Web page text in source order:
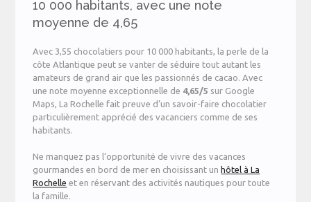
10 000 habitants, avec une note
moyenne de 4,65
Avec 3,55 chocolatiers pour 10 000 habitants, la perle de la
côte Atlantique peut se vanter de séduire tout autant les
amateurs de grand air que les passionnés de cacao. Avec
une note moyenne exceptionnelle de 4,65/5 sur Google
Maps, La Rochelle fait preuve d’un savoir-faire chocolatier
particulièrement apprécié des vacanciers comme de ses
habitants.
Ne manquez pas l’opportunité de vivre des vacances
gourmandes en bord de mer en choisissant un hôtel à La
Rochelle et en réservant des activités nautiques pour toute
la famille.